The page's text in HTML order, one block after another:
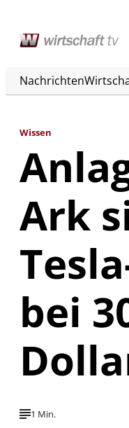
Nachrichten
Wissen
Ark
bei
1 Min.